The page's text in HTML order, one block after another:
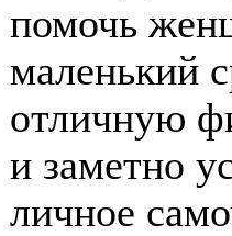
помочь
маленький
отличную
и заметно
личное